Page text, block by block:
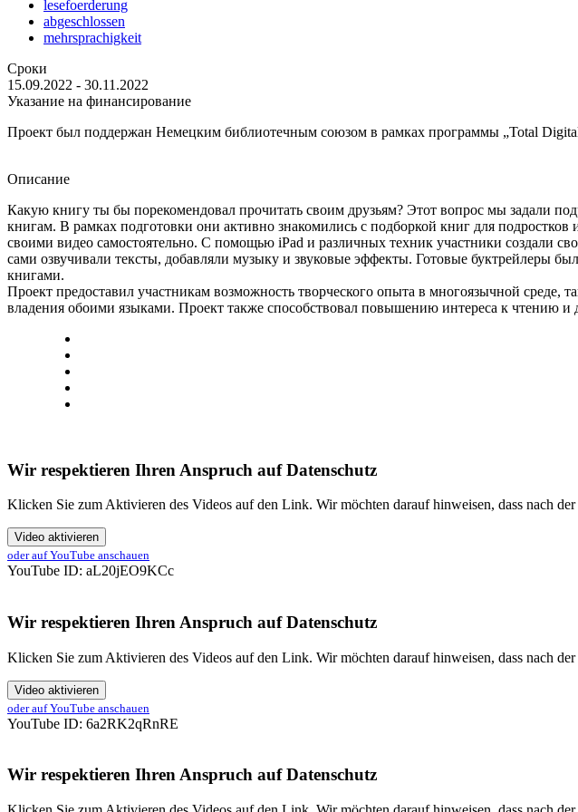
lesefoerderung
abgeschlossen
mehrsprachigkeit
Сроки
15.09.2022 - 30.11.2022
Указание на финансирование
Проект был поддержан Немецким библиотечным союзом в рамках программы „Total
Описание
Какую книгу ты бы порекомендовал прочитать своим друзьям? Этот вопрос мы задали
книгам. В рамках подготовки они активно знакомились с подборкой книг для
своими видео самостоятельно. С помощью iPad и различных техник участники создали
сами озвучивали тексты, добавляли музыку и звуковые эффекты. Готовые буктрейлеры
книгами.
Проект предоставил участникам возможность творческого опыта в многоязычной
владения обоими языками. Проект также способствовал повышению интереса к чтению и
Wir respektieren Ihren Anspruch auf Datenschutz
Klicken Sie zum Aktivieren des Videos auf den Link. Wir möchten darauf hinweisen, dass nach
Video aktivieren
oder auf YouTube anschauen
YouTube ID: aL20jEO9KCc
Wir respektieren Ihren Anspruch auf Datenschutz
Klicken Sie zum Aktivieren des Videos auf den Link. Wir möchten darauf hinweisen, dass nach
Video aktivieren
oder auf YouTube anschauen
YouTube ID: 6a2RK2qRnRE
Wir respektieren Ihren Anspruch auf Datenschutz